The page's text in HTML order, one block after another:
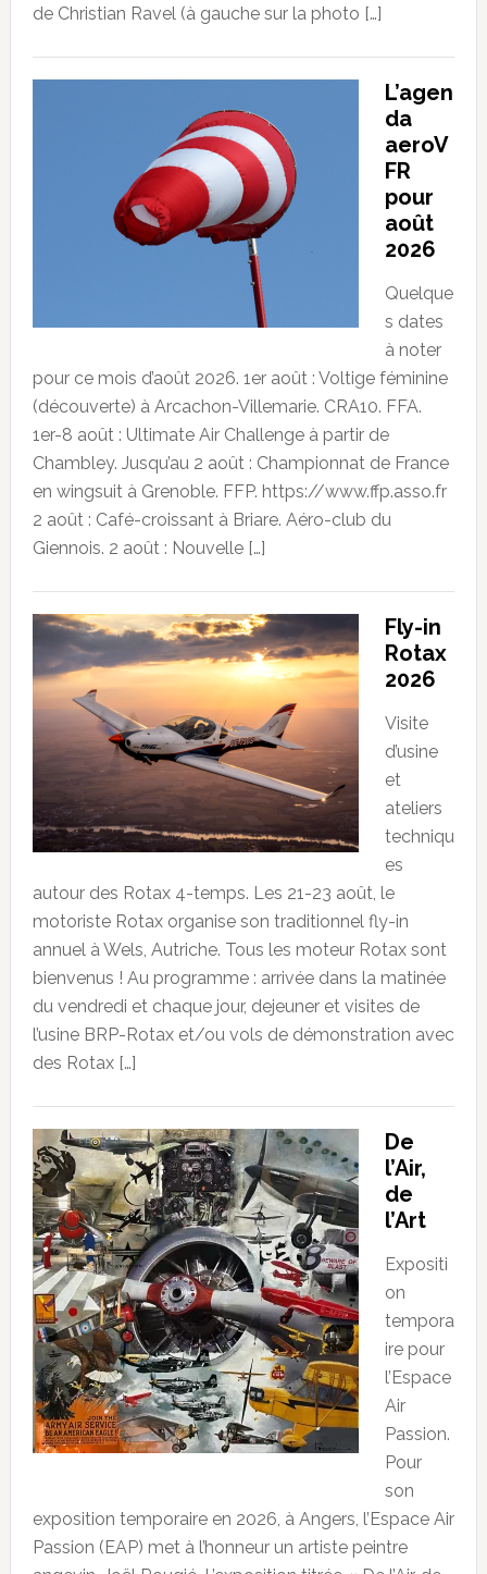
de Christian Ravel (à gauche sur la photo […]
L’agen
da
aeroV
FR
pour
août
2026
Quelque
s dates
à noter
pour ce mois d’août 2026. 1er août : Voltige féminine
(découverte) à Arcachon-Villemarie. CRA10. FFA.
1er-8 août : Ultimate Air Challenge à partir de
Chambley. Jusqu’au 2 août : Championnat de France
en wingsuit à Grenoble. FFP. https://www.ffp.asso.fr
2 août : Café-croissant à Briare. Aéro-club du
Giennois. 2 août : Nouvelle […]
Fly-in
Rotax
2026
Visite
d’usine
et
ateliers
techniqu
es
autour des Rotax 4-temps. Les 21-23 août, le
motoriste Rotax organise son traditionnel fly-in
annuel à Wels, Autriche. Tous les moteur Rotax sont
bienvenus ! Au programme : arrivée dans la matinée
du vendredi et chaque jour, dejeuner et visites de
l’usine BRP-Rotax et/ou vols de démonstration avec
des Rotax […]
De
l’Air,
de
l’Art
Expositi
on
tempora
ire pour
l’Espace
Air
Passion.
Pour
son
exposition temporaire en 2026, à Angers, l’Espace Air
Passion (EAP) met à l’honneur un artiste peintre